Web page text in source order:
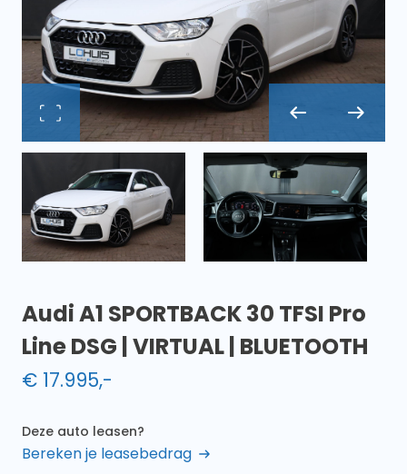
Audi A1 SPORTBACK 30 TFSI Pro
Line DSG | VIRTUAL | BLUETOOTH
€ 17.995,-
Deze auto leasen?
Bereken je leasebedrag